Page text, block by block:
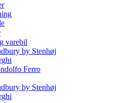
varebil
by Stenhøj
Ferro
by Stenhøj